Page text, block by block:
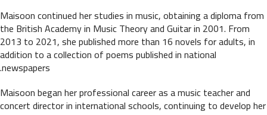
Maisoon continued her studies in music, obtaining a diploma from
the British Academy in Music Theory and Guitar in 2001. From
2013 to 2021, she published more than 16 novels for adults, in
addition to a collection of poems published in national
newspapers.
Maisoon began her professional career as a music teacher and
concert director in international schools, continuing to develop her